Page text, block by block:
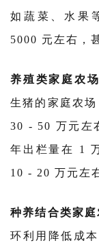
如蔬菜、水果
5000 元左右，
养殖类家庭农场
生猪的家庭农
30 - 50 万元左
年出栏量在 1
10 - 20 万元左
种养结合类家庭
环利用降低成